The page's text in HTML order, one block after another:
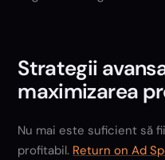
Strategii
maximizarea
Nu mai este suficient să
profitabil. Return on Ad